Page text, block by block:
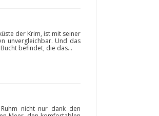
der Krim, ist mit seiner
unvergleichbar. Und das
befindet, die das...
nicht nur dank den